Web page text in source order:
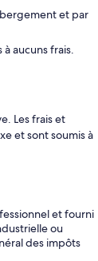
et par
à aucuns frais.
Les frais et
et sont soumis à
et fourni
ou
des impôts